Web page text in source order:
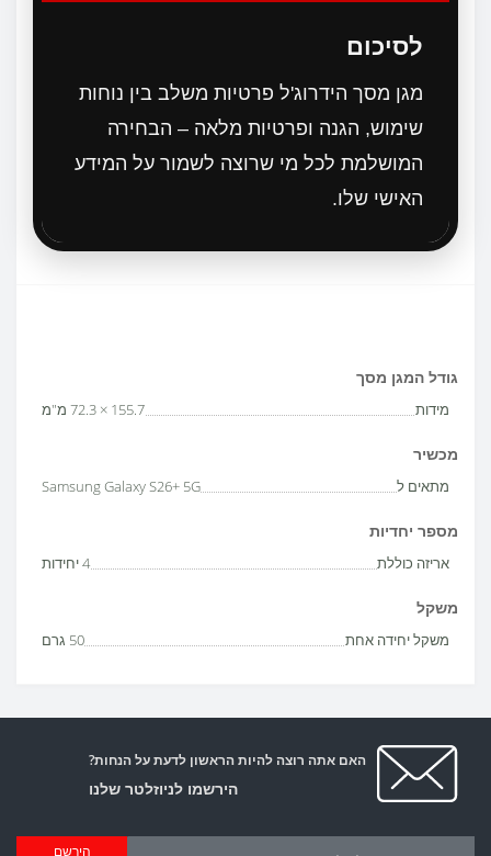
לסיכום
מגן מסך הידרוג'ל פרטיות משלב בין נוחות
שימוש, הגנה ופרטיות מלאה – הבחירה
המושלמת לכל מי שרוצה לשמור על המידע
האישי שלו.
גודל המגן מסך
מידות 155.7 × 72.3 מ"מ
מכשיר
מתאים ל Samsung Galaxy S26+ 5G
מספר יחדיות
אריזה כוללת 4 יחידות
משקל
משקל יחידה אחת 50 גרם
האם אתה רוצה להיות הראשון לדעת על הנחות?
הירשמו לניוזלטר שלנו
הירשם